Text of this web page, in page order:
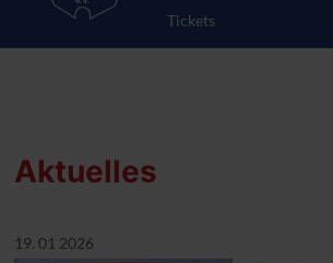
Tickets
Aktuelles
19. 01 2026